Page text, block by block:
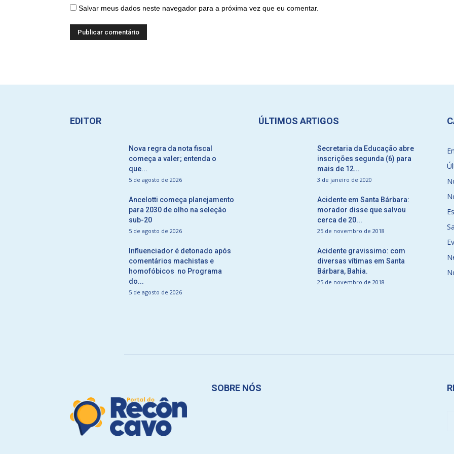
Salvar meus dados neste navegador para a próxima vez que eu comentar.
EDITOR
Nova regra da nota fiscal
começa a valer; entenda o
que...
5 de agosto de 2026
Ancelotti começa planejamento
para 2030 de olho na seleção
sub-20
5 de agosto de 2026
Influenciador é detonado após
comentários machistas e
homofóbicos no Programa
do...
5 de agosto de 2026
ÚLTIMOS ARTIGOS
Secretaria da Educação abre
inscrições segunda (6) para
mais de 12...
3 de janeiro de 2020
Acidente em Santa Bárbara:
morador disse que salvou
cerca de 20...
25 de novembro de 2018
Acidente gravissimo: com
diversas vítimas em Santa
Bárbara, Bahia.
25 de novembro de 2018
SOBRE NÓS